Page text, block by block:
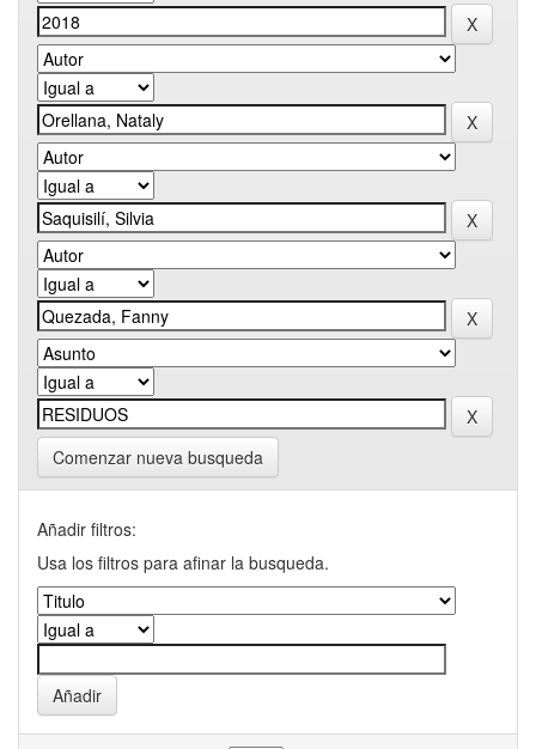
Comenzar nueva busqueda
Añadir filtros:
Usa los filtros para afinar la busqueda.